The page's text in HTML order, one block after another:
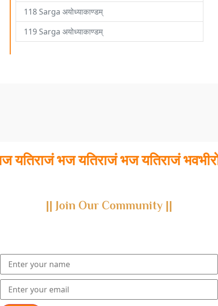
118 Sarga अयोध्याकाण्डम्
119 Sarga अयोध्याकाण्डम्
भज यतिराजं भज यतिराजं भवभीरो
|| Join Our Community ||